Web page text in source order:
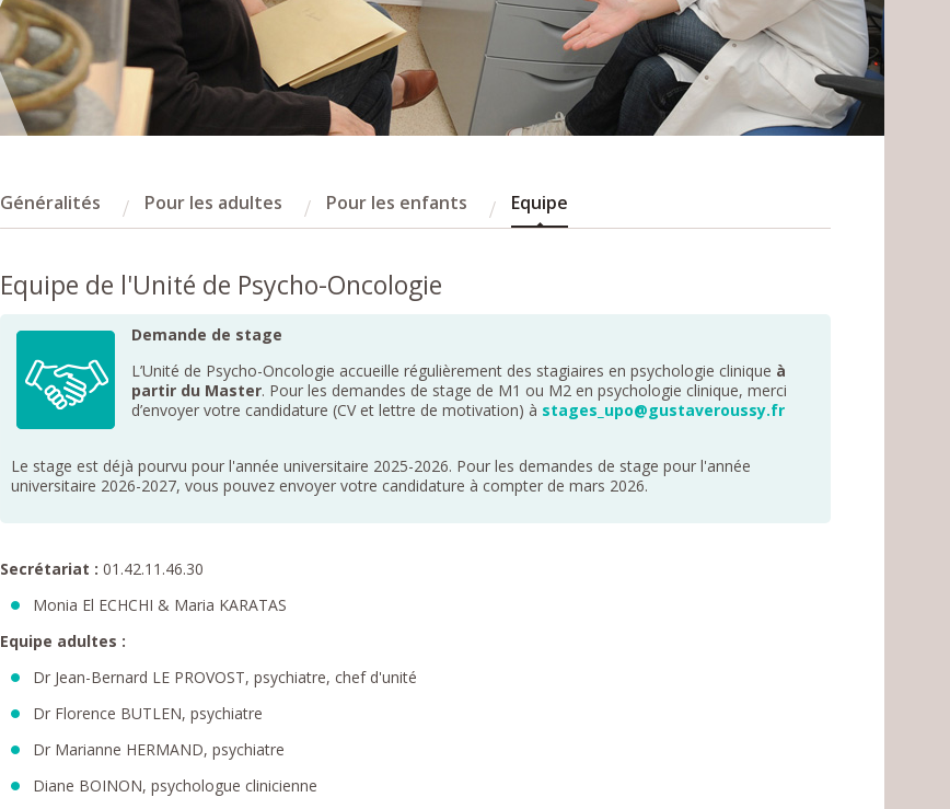
Généralités Pour les adultes Pour les enfants Equipe
Equipe de l'Unité de Psycho-Oncologie
Demande de stage
L’Unité de Psycho-Oncologie accueille régulièrement des stagiaires en psychologie clinique à
partir du Master. Pour les demandes de stage de M1 ou M2 en psychologie clinique, merci
d’envoyer votre candidature (CV et lettre de motivation) à stages_upo@gustaveroussy.fr
Le stage est déjà pourvu pour l'année universitaire 2025-2026. Pour les demandes de stage pour l'année
universitaire 2026-2027, vous pouvez envoyer votre candidature à compter de mars 2026.
Secrétariat : 01.42.11.46.30
Monia El ECHCHI & Maria KARATAS
Equipe adultes :
Dr Jean-Bernard LE PROVOST, psychiatre, chef d'unité
Dr Florence BUTLEN, psychiatre
Dr Marianne HERMAND, psychiatre
Diane BOINON, psychologue clinicienne